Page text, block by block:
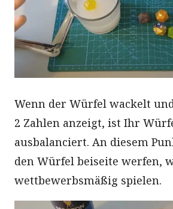
Wenn der Würfel wackelt
2 Zahlen anzeigt, ist Ihr
ausbalanciert. An diesem
den Würfel beiseite werfen,
wettbewerbsmäßig spielen.